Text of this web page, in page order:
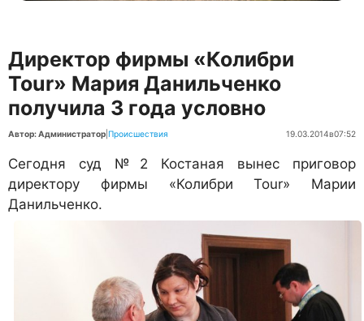
Директор фирмы «Колибри
Tour» Мария Данильченко
получила 3 года условно
Автор: Администратор Происшествия 19.03.2014в07:52
Сегодня суд №2 Костаная вынес приговор
директору фирмы «Колибри Tour» Марии
Данильченко.